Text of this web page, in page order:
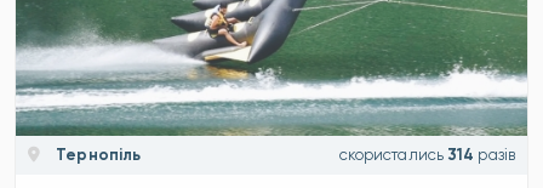
Тернопіль скористались 314 разів